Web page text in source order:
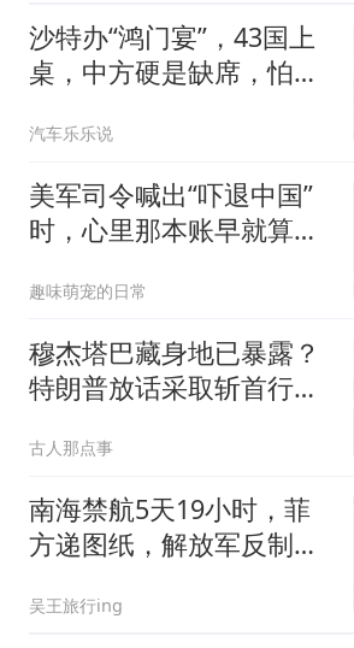
沙特办“鸿门宴”，43国上
桌，中方硬是缺席，怕得
汽车乐乐说
美军司令喊出“吓退中国”
时，心里那本账早就算清
趣味萌宠的日常
穆杰塔巴藏身地已暴露？
特朗普放话采取斩首行
古人那点事
南海禁航5天19小时，菲
方递图纸，解放军反制组
吴王旅行ing